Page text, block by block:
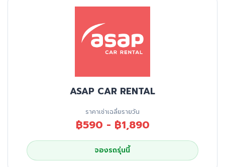
ASAP CAR RENTAL
ราคาเช่าเฉลี่ยรายวัน
฿590 - ฿1,890
จองรถรุ่นนี้